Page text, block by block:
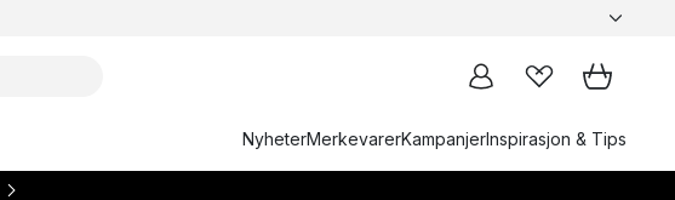
NyheterMerkevarerKampanjerInspirasjon & Tips